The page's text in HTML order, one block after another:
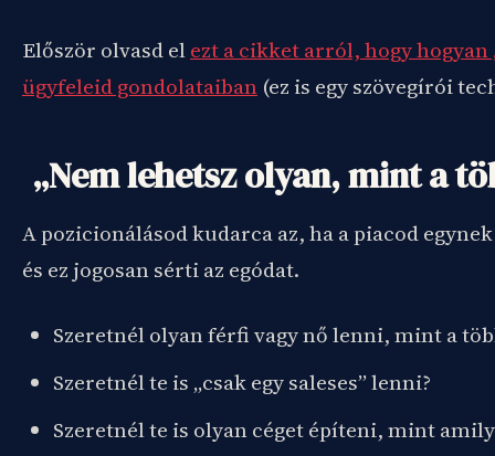
Először olvasd elezt a cikket arról, hogy hogyan
ügyfeleid gondolataiban (ez is egy szövegírói
„Nem lehetsz olyan, mint a
A pozicionálásod kudarca az, ha a piacod
és ez jogosan sérti az egódat.
Szeretnél olyan férfi vagy nő lenni, mint a
Szeretnél te is „csak egy saleses” lenni?
Szeretnél te is olyan céget építeni, mint